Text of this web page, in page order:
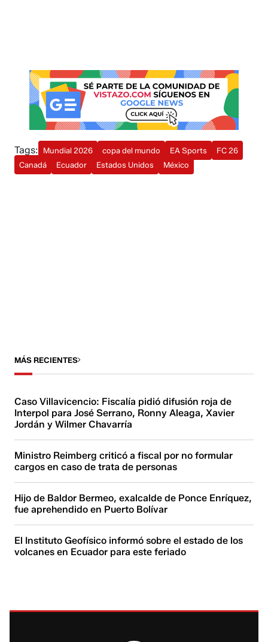
Tags: Mundial 2026 copa del mundo EA Sports
FC 26
Canadá
Ecuador Estados Unidos México
MÁS RECIENTES
Caso Villavicencio: Fiscalía pidió difusión roja de
Interpol para José Serrano, Ronny Aleaga, Xavier
Jordán y Wilmer Chavarría
Ministro Reimberg criticó a fiscal por no formular
cargos en caso de trata de personas
Hijo de Baldor Bermeo, exalcalde de Ponce Enríquez,
fue aprehendido en Puerto Bolívar
El Instituto Geofísico informó sobre el estado de los
volcanes en Ecuador para este feriado